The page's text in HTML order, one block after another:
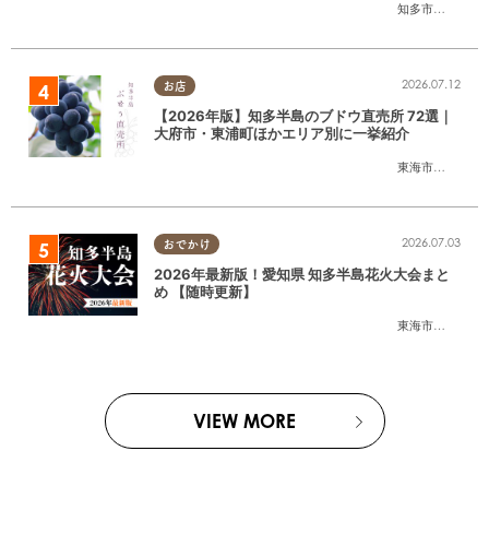
知多市
,半田市
お店
東海市
,大府市
2026.07.12
【2026年版】知多半島のブドウ直売所 72選｜
大府市・東浦町ほかエリア別に一挙紹介
おでかけ
東海市
,大府市
2026.07.03
2026年最新版！愛知県 知多半島花火大会まと
め 【随時更新】
VIEW MORE